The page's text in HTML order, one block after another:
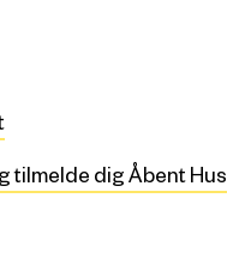
tilmelde dig Åbent Hus